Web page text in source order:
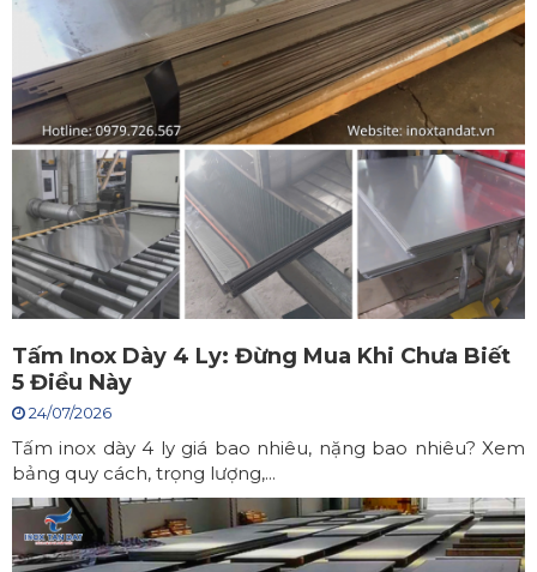
Tấm Inox Dày 4 Ly: Đừng Mua Khi Chưa Biết
5 Điều Này
24/07/2026
Tấm inox dày 4 ly giá bao nhiêu, nặng bao nhiêu? Xem
bảng quy cách, trọng lượng,...